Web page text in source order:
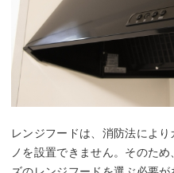
レンジフードは、消防法によ
ノを設置できません。そのた